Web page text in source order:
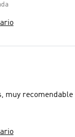
muy recomendable